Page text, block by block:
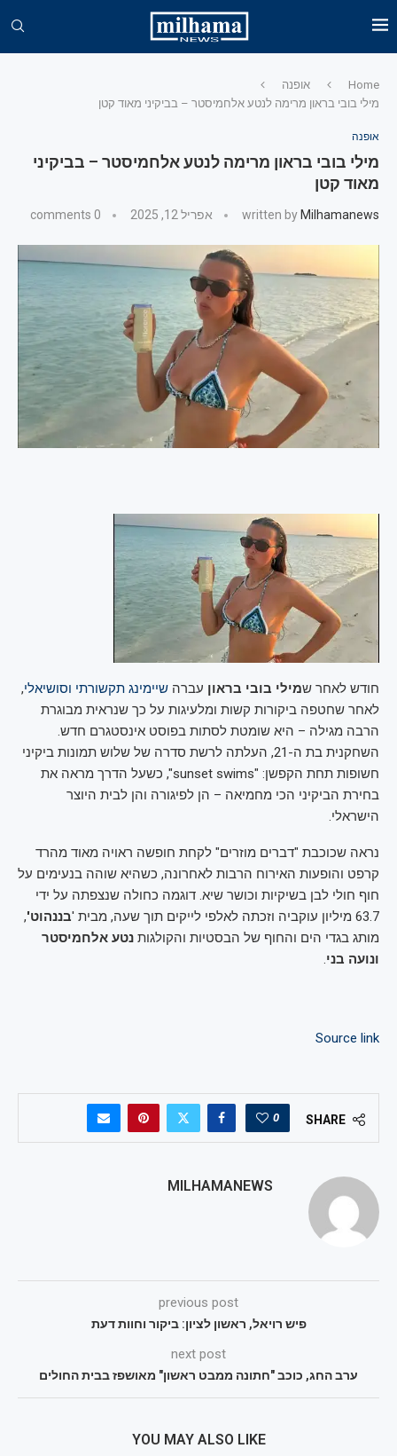
Home
אופנה
מילי בובי בראון מרימה לנטע אלחמיסטר – בביקיני מאוד קטן
אופנה
מילי בובי בראון מרימה לנטע אלחמיסטר – בביקיני
מאוד קטן
written by Milhamanews אפריל 12, 2025 0 comments
חודש לאחר שמילי בובי בראון עברה שיימינג תקשורתי וסושיאלי,
לאחר שחטפה ביקורות קשות ומלעיגות על כך שנראית מבוגרת
הרבה מגילה – היא שומטת לסתות בפוסט אינסטגרם חדש.
השחקנית בת ה-21, העלתה לרשת סדרה של שלוש תמונות ביקיני
חשופות תחת הקפשן: "sunset swims", כשעל הדרך מראה את
בחירת הביקיני הכי מחמיאה – הן לפיגורה והן לבית היוצר
הישראלי.
נראה שכוכבת "דברים מוזרים" לקחת חופשה ראויה מאוד מהרד
קרפט והופעות האירוח הרבות לאחרונה, כשהיא שוהה בנעימים על
חוף חולי לבן בשיקיות וכושר שיא. דוגמה כחולה שנצפתה על ידי
63.7 מיליון עוקביה וזכתה לאלפי לייקים תוך שעה, מבית '
בננהוט',
מותג בגדי הים והחוף של הבסטיות והקולגות נטע אלחמיסטר
ונועה בני.
Source link
SHARE
0
MILHAMANEWS
previous post
פיש רויאל, ראשון לציון: ביקור וחוות דעת
next post
ערב החג, כוכב "חתונה ממבט ראשון" מאושפז בבית החולים
YOU MAY ALSO LIKE